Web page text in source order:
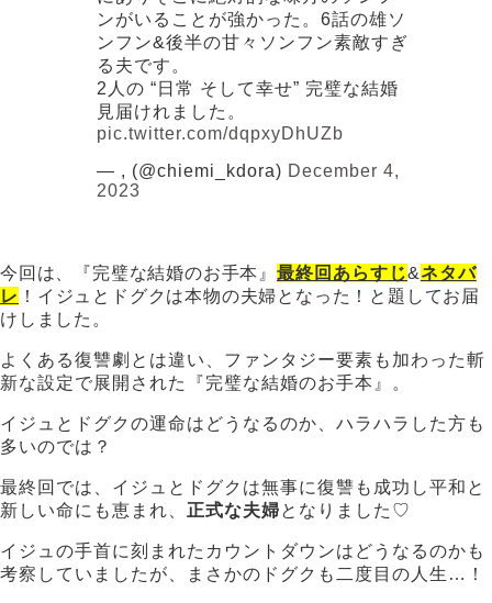
ンがいることが強かった。6話の雄ソ
ンフン&後半の甘々ソンフン素敵すぎ
る夫です。
2人の “日常 そして幸せ” 完璧な結婚
見届けれました。
pic.twitter.com/dqpxyDhUZb
— , (@chiemi_kdora) December 4,
2023
今回は、『完璧な結婚のお手本』最終回あらすじ&ネタバ
レ ！イジュとドグクは本物の夫婦となった！と題してお届
けしました。
よくある復讐劇とは違い、ファンタジー要素も加わった斬
新な設定で展開された『完璧な結婚のお手本』。
イジュとドグクの運命はどうなるのか、ハラハラした方も
多いのでは？
最終回では、イジュとドグクは無事に復讐も成功し平和と
新しい命にも恵まれ、 正式な夫婦となりました♡
イジュの手首に刻まれたカウントダウンはどうなるのかも
考察していましたが、まさかのドグクも二度目の人生…！